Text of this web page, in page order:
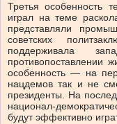
Третья особенность
играл на теме
представляли
советских
поддерживала
противопоставлении
особенность — на
нацдемов так и не
президенты. На
национал-
будут эффективно